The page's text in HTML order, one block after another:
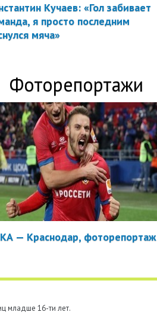
Кучаев: «Гол забивает
я просто последним
мяча»
Фоторепортажи
— Краснодар, фоторепортаж
младше 16-ти лет.